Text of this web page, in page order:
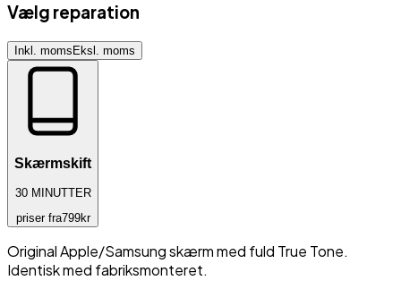
Vælg reparation
Inkl. momsEksl. moms
Skærmskift
30MINUTTER
priser fra799kr
Original Apple/Samsung skærm med fuld True Tone.
Identisk med fabriksmonteret.